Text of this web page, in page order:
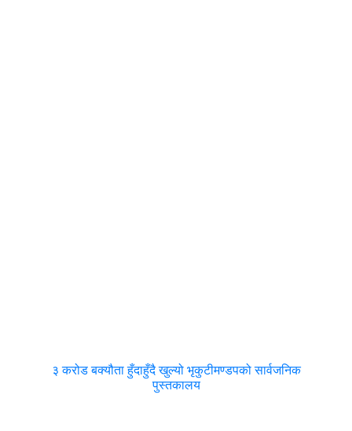
३ करोड बक्यौता हुँदाहुँदै खुल्यो भृकुटीमण्डपको सार्वजनिक
पुस्तकालय